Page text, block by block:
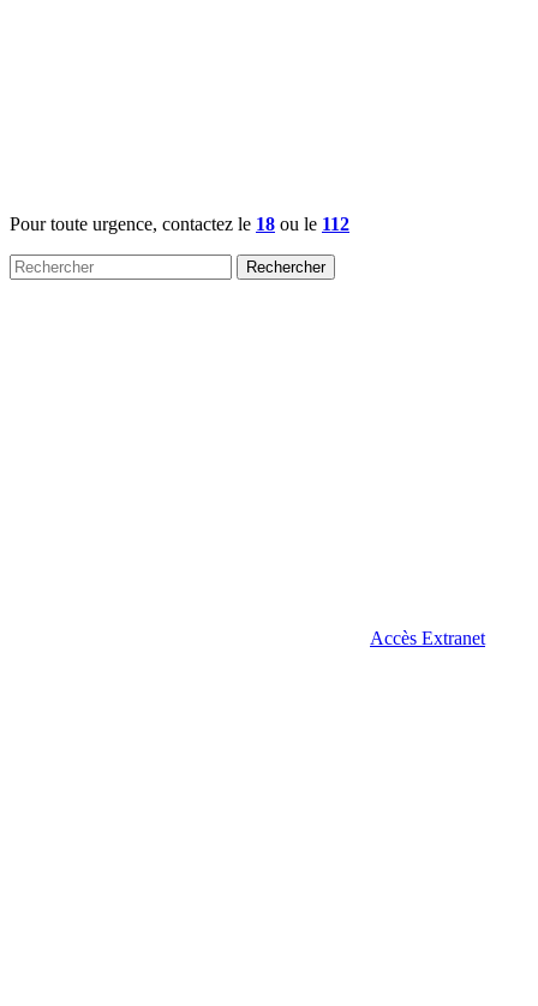
Pour toute urgence, contactez le 18 ou le 112
Rechercher :
Accès Extranet